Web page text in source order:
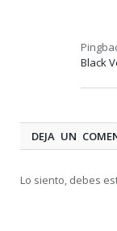
Black
DEJA UN
Lo siento, debes